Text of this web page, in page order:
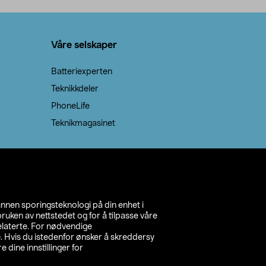
sporingsteknologi på din enhet i
av nettstedet og for å tilpasse våre
For nødvendige
Hvis du istedenfor ønsker å skreddersy
dine innstillinger for
Våre selskaper
Batteriexperten
Teknikkdeler
PhoneLife
Teknikmagasinet